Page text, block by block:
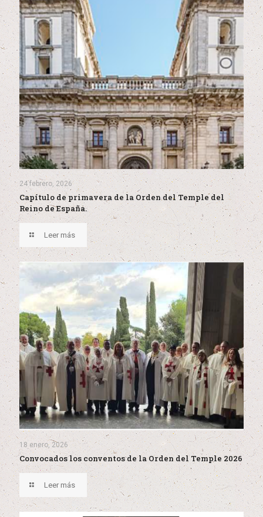
24 febrero, 2026
Capítulo de primavera de la Orden del Temple del
Reino de España.
Leer más
18 enero, 2026
Convocados los conventos de la Orden del Temple 2026
Leer más